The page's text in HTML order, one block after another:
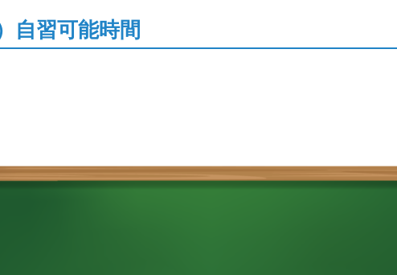
自習可能時間